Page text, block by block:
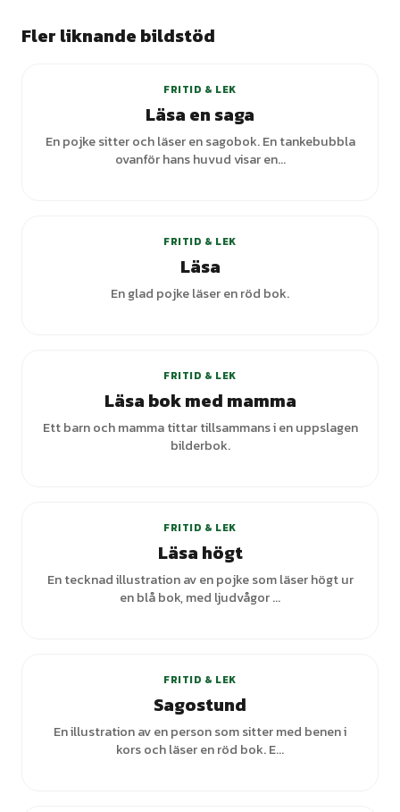
Fler liknande bildstöd
FRITID & LEK
Läsa en saga
En pojke sitter och läser en sagobok. En tankebubbla
ovanför hans huvud visar en...
FRITID & LEK
Läsa
En glad pojke läser en röd bok.
FRITID & LEK
Läsa bok med mamma
Ett barn och mamma tittar tillsammans i en uppslagen
bilderbok.
FRITID & LEK
Läsa högt
En tecknad illustration av en pojke som läser högt ur
en blå bok, med ljudvågor ...
FRITID & LEK
Sagostund
En illustration av en person som sitter med benen i
kors och läser en röd bok. E...